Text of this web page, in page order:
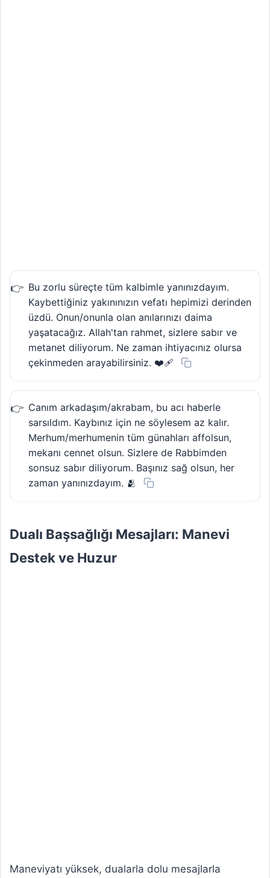
Bu zorlu süreçte tüm kalbimle yanınızdayım.
Kaybettiğiniz yakınınızın vefatı hepimizi derinden
üzdü. Onun/onunla olan anılarınızı daima
yaşatacağız. Allah'tan rahmet, sizlere sabır ve
metanet diliyorum. Ne zaman ihtiyacınız olursa
çekinmeden arayabilirsiniz. ❤️‍🩹
Canım arkadaşım/akrabam, bu acı haberle
sarsıldım. Kaybınız için ne söylesem az kalır.
Merhum/merhumenin tüm günahları affolsun,
mekanı cennet olsun. Sizlere de Rabbimden
sonsuz sabır diliyorum. Başınız sağ olsun, her
zaman yanınızdayım. 🫂
Dualı Başsağlığı Mesajları: Manevi
Destek ve Huzur
Maneviyatı yüksek, dualarla dolu mesajlarla